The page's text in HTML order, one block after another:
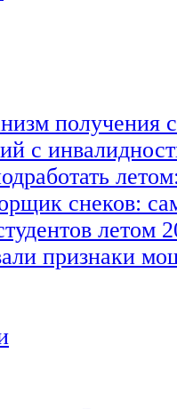
получения
с
снеков:
летом
признаки